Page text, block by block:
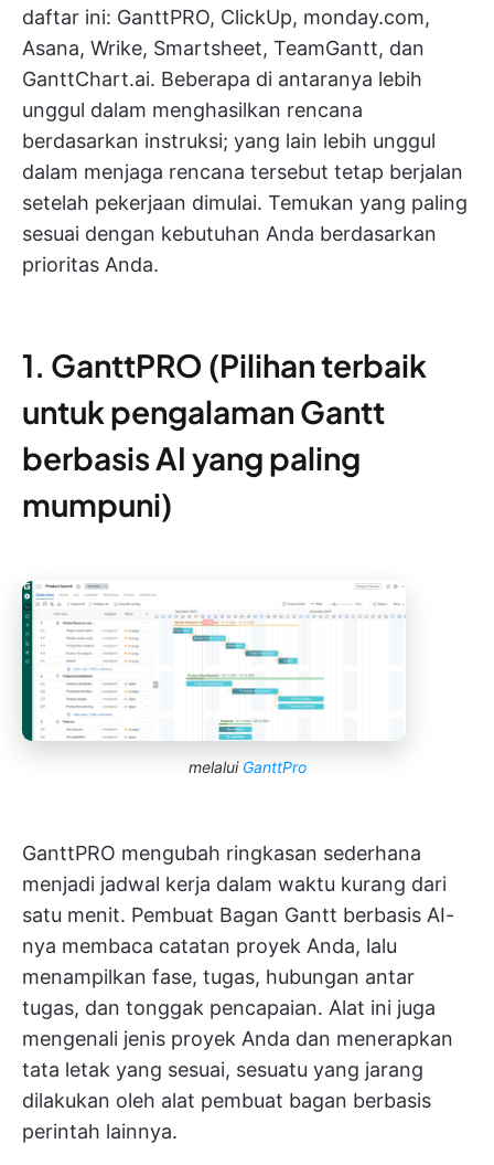
daftar ini: GanttPRO, ClickUp, monday.com,
Asana, Wrike, Smartsheet, TeamGantt, dan
GanttChart.ai. Beberapa di antaranya lebih
unggul dalam menghasilkan rencana
berdasarkan instruksi; yang lain lebih unggul
dalam menjaga rencana tersebut tetap berjalan
setelah pekerjaan dimulai. Temukan yang paling
sesuai dengan kebutuhan Anda berdasarkan
prioritas Anda.
1. GanttPRO (Pilihan terbaik
untuk pengalaman Gantt
berbasis AI yang paling
mumpuni)
melalui GanttPro
GanttPRO mengubah ringkasan sederhana
menjadi jadwal kerja dalam waktu kurang dari
satu menit. Pembuat Bagan Gantt berbasis AI-
nya membaca catatan proyek Anda, lalu
menampilkan fase, tugas, hubungan antar
tugas, dan tonggak pencapaian. Alat ini juga
mengenali jenis proyek Anda dan menerapkan
tata letak yang sesuai, sesuatu yang jarang
dilakukan oleh alat pembuat bagan berbasis
perintah lainnya.